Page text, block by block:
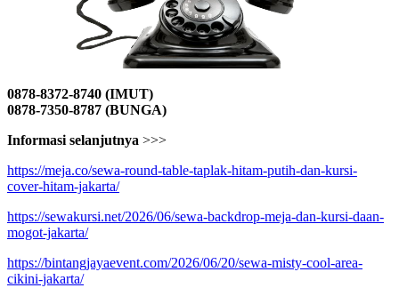
0878-8372-8740 (IMUT)
0878-7350-8787 (BUNGA)
Informasi selanjutnya >>>
https://meja.co/sewa-round-table-taplak-hitam-putih-dan-kursi-
cover-hitam-jakarta/
https://sewakursi.net/2026/06/sewa-backdrop-meja-dan-kursi-daan-
mogot-jakarta/
https://bintangjayaevent.com/2026/06/20/sewa-misty-cool-area-
cikini-jakarta/